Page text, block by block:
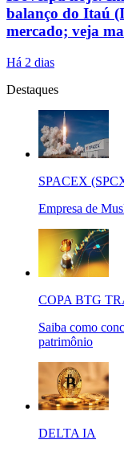
balanço do Itaú
mercado; veja
Há 2 dias
Destaques
SPACEX
Empresa de
COPA BTG
Saiba como
patrimônio
DELTA IA